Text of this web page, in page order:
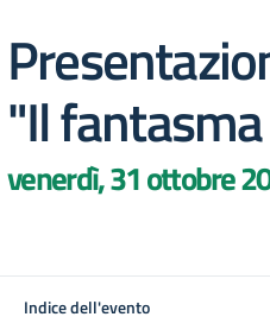
"Il
venerdì, 31 ottobre
Indice dell'evento